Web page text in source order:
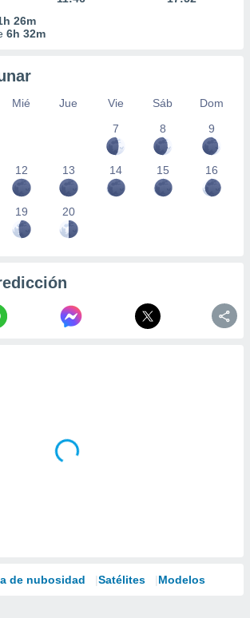
26m
6h 32m
Mié Jue Vie Sáb
Dom
7
8 9
12 13 14 15 16
19 20
de nubosidad Satélites Modelos